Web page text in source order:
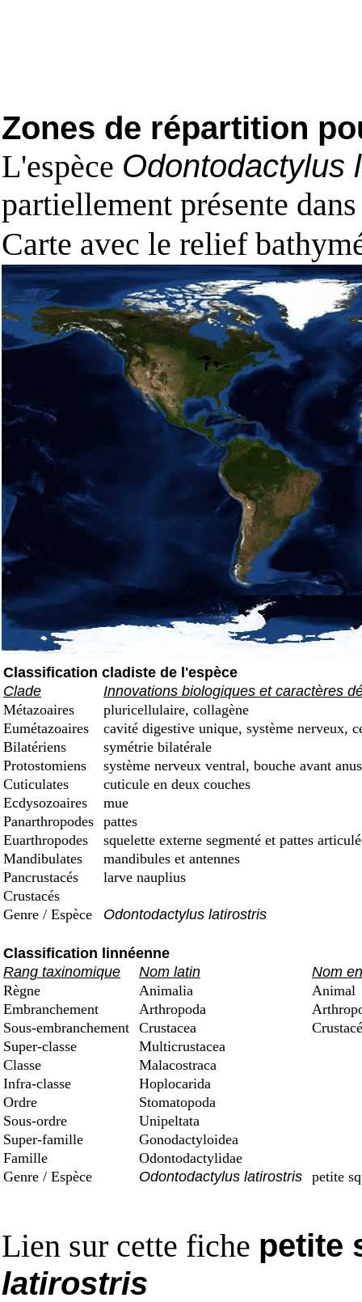
Zones de répartition
L'espèce Odontodactylus
partiellement présente
Carte avec le relief
Classification cladiste de l'espèce
Clade
Innovations biologiques et caractères
Métazoaires
pluricellulaire, collagène
Eumétazoaires
cavité digestive unique, système nerveux,
Bilatériens
symétrie bilatérale
Protostomiens
système nerveux ventral, bouche avant anus
Cuticulates
cuticule en deux couches
Ecdysozoaires
mue
Panarthropodes pattes
Euarthropodes
squelette externe segmenté et pattes
Mandibulates
mandibules et antennes
Pancrustacés
larve nauplius
Crustacés
Genre / Espèce
Odontodactylus latirostris
Classification linnéenne
Rang taxinomique
Nom latin
Nom
Règne
Animalia
Animal
Embranchement
Arthropoda
Sous-embranchement Crustacea
Super-classe
Multicrustacea
Classe
Malacostraca
Infra-classe
Hoplocarida
Ordre
Stomatopoda
Sous-ordre
Unipeltata
Super-famille
Gonodactyloidea
Famille
Odontodactylidae
Genre / Espèce
Odontodactylus latirostris petite
Lien sur cette fiche petite
latirostris